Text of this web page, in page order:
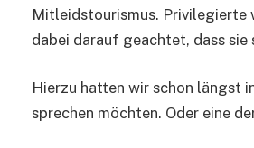
Mitleidstourismus. Privilegierte
dabei darauf geachtet, dass sie
Hierzu hatten wir schon längst
sprechen möchten. Oder eine